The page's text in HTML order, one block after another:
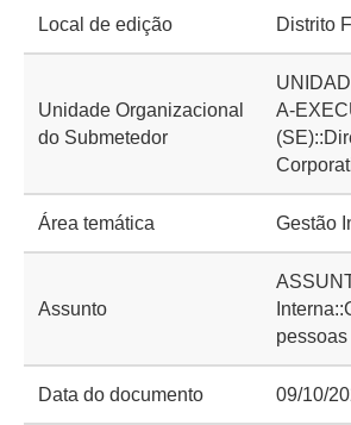
Local de edição Distrito
Unidade Organizacional
do Submetedor
A-
Área temática Gestão
Assunto
pessoas
Data do documento 09/10/